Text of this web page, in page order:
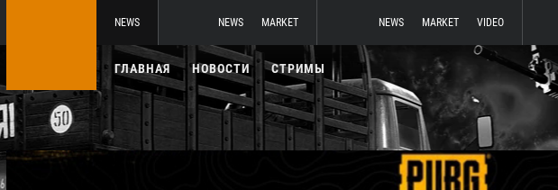
NEWS NEWS MARKET NEWS MARKET VIDEO
ГЛАВНАЯ НОВОСТИ СТРИМЫ